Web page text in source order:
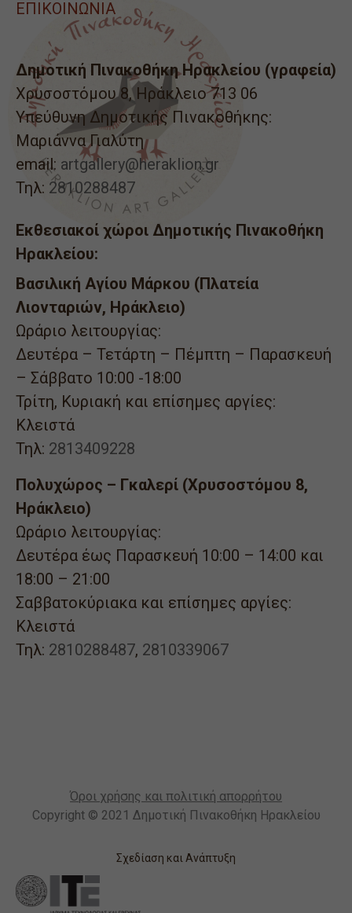
ΕΠΙΚΟΙΝΩΝΙΑ
Δημοτική Πινακοθήκη Ηρακλείου (γραφεία)
Χρυσοστόμου 8, Ηράκλειο 713 06
Υπεύθυνη Δημοτικής Πινακοθήκης:
Μαριάννα Γιαλύτη
email: artgallery@heraklion.gr
Τηλ: 2810288487
Εκθεσιακοί χώροι Δημοτικής Πινακοθήκη
Ηρακλείου:
Βασιλική Αγίου Μάρκου (Πλατεία
Λιονταριών, Ηράκλειο)
Ωράριο λειτουργίας:
Δευτέρα – Τετάρτη – Πέμπτη – Παρασκευή
– Σάββατο 10:00 -18:00
Τρίτη, Κυριακή και επίσημες αργίες:
Κλειστά
Τηλ: 2813409228
Πολυχώρος – Γκαλερί (Χρυσοστόμου 8,
Ηράκλειο)
Ωράριο λειτουργίας:
Δευτέρα έως Παρασκευή 10:00 – 14:00 και
18:00 – 21:00
Σαββατοκύριακα και επίσημες αργίες:
Κλειστά
Τηλ: 2810288487, 2810339067
Όροι χρήσης και πολιτική απορρήτου
Copyright © 2021 Δημοτική Πινακοθήκη Ηρακλείου
Σχεδίαση και Ανάπτυξη